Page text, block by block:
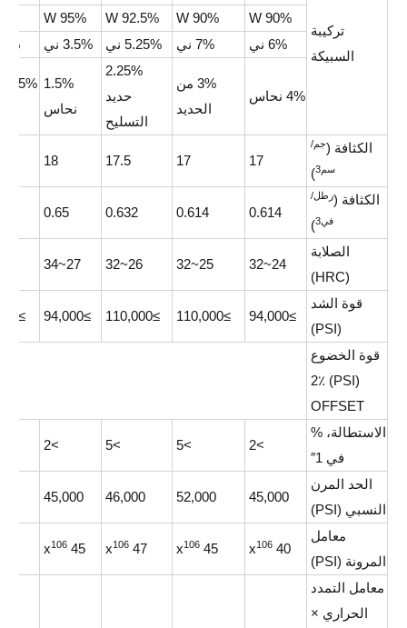
تركيبة
السبيكة
90% W
90% W
92.5% W
95% W
6% ني
7% ني 5.25% ني 3.5% ني
4% نحاس
3% من
الحديد
2.25%
حديد
التسليح
1.5%
نحاس
الكثافة (جم/
سم3 )
17
17
17.5
18
الكثافة (رطل/
في3 )
0.614
0.614
0.632
0.65
الصلابة
(HRC)
24~32
25~32
26~32
27~34
قوة الشد
(PSI)
≥94,000
≥110,000
≥110,000
≥94,000
≥105,000
قوة الخضوع
(PSI) 2٪
OFFSET
الاستطالة، %
في 1″
>2
>5
>5
>2
الحد المرن
النسبي (PSI)
45,000
52,000
46,000
45,000
معامل
المرونة (PSI)
40 x
106
45 x
106
47 x
106
45 x
106
معامل التمدد
الحراري ×